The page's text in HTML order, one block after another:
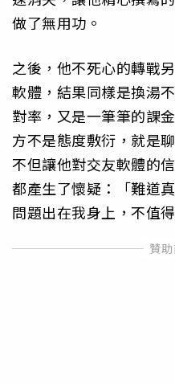
做了無用功。
之後，他不死心的轉戰
軟體，結果同樣是換湯
對率，又是一筆筆的課
方不是態度敷衍，就是
不但讓他對交友軟體的
都產生了懷疑：「難道
問題出在我身上，不值